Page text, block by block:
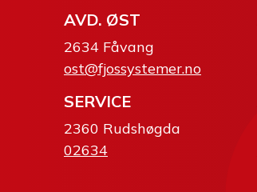
AVD. ØST
2634 Fåvang
ost@fjossystemer.no
SERVICE
2360 Rudshøgda
02634